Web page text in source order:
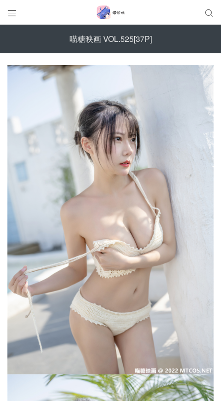
 
喵糖映画 VOL.525[37P]